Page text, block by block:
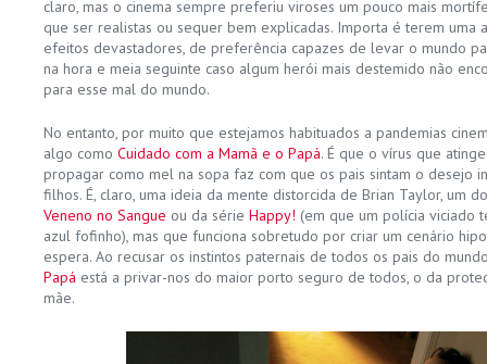
claro, mas o cinema sempre preferiu viroses um pouco mais
que ser realistas ou sequer bem explicadas. Importa é terem uma
efeitos devastadores, de preferência capazes de levar o mundo
na hora e meia seguinte caso algum herói mais destemido não
para esse mal do mundo.
No entanto, por muito que estejamos habituados a pandemias
algo como Cuidado com a Mamã e o Papá. É que o vírus que
propagar como mel na sopa faz com que os pais sintam o desejo
filhos. É, claro, uma ideia da mente distorcida de Brian Taylor, um
Veneno no Sangue ou da série Happy! (em que um polícia viciado
azul fofinho), mas que funciona sobretudo por criar um cenário
espera. Ao recusar os instintos paternais de todos os pais do
Papá está a privar-nos do maior porto seguro de todos, o da
mãe.